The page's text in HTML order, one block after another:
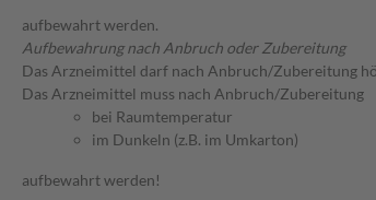
aufbewahrt werden.
Aufbewahrung nach Anbruch oder Zubereitung
Das Arzneimittel darf nach Anbruch/Zubereitung
Das Arzneimittel muss nach Anbruch/Zubereitung
bei Raumtemperatur
im Dunkeln (z.B. im Umkarton)
aufbewahrt werden!